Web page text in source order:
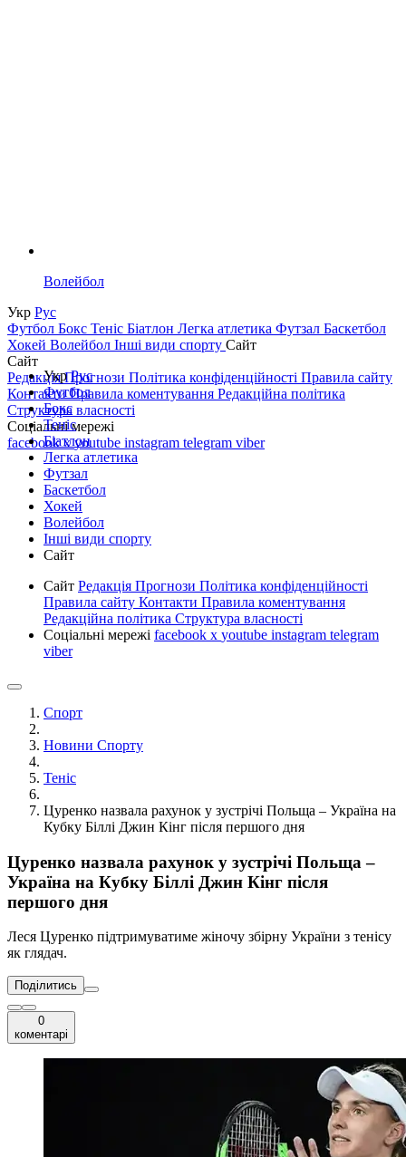
Волейбол
Укр Рус
Футбол Бокс Теніс Біатлон Легка атлетика Футзал Баскетбол
Хокей Волейбол Інші види спорту Сайт
Сайт
РедакціяПрогнози Політика конфіденційності Правила сайту
КонтактиПравила коментування Редакційна політика
Структура власності
Соціальні мережі
facebookxyoutube instagram telegram viber
УкрРус
Футбол
Бокс
Теніс
Біатлон
Легка атлетика
Футзал
Баскетбол
Хокей
Волейбол
Інші види спорту
Сайт
Сайт Редакція Прогнози Політика конфіденційності
Правила сайту Контакти Правила коментування
Редакційна політика Структура власності
Соціальні мережі facebook x youtube instagram telegram
viber
Спорт
Новини Спорту
Теніс
Цуренко назвала рахунок у зустрічі Польща – Україна на
Кубку Біллі Джин Кінг після першого дня
Цуренко назвала рахунок у зустрічі Польща –
Україна на Кубку Біллі Джин Кінг після
першого дня
Леся Цуренко підтримуватиме жіночу збірну України з тенісу
як глядач.
Поділитись
0
коментарі